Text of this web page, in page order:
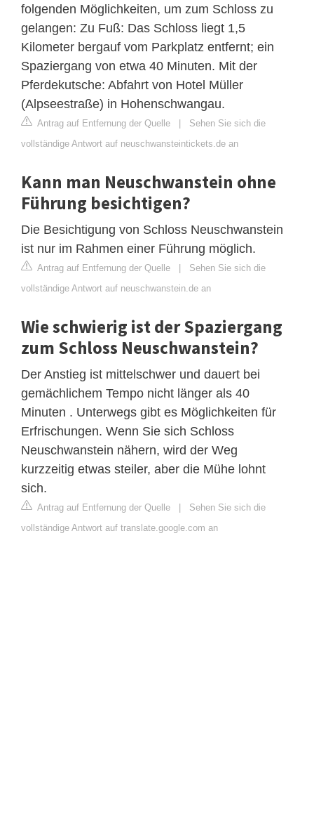
folgenden Möglichkeiten, um zum Schloss zu
gelangen: Zu Fuß: Das Schloss liegt 1,5
Kilometer bergauf vom Parkplatz entfernt; ein
Spaziergang von etwa 40 Minuten. Mit der
Pferdekutsche: Abfahrt von Hotel Müller
(Alpseestraße) in Hohenschwangau.
Antrag auf Entfernung der Quelle | Sehen Sie sich die
vollständige Antwort auf neuschwansteintickets.de an
Kann man Neuschwanstein ohne
Führung besichtigen?
Die Besichtigung von Schloss Neuschwanstein
ist nur im Rahmen einer Führung möglich.
Antrag auf Entfernung der Quelle | Sehen Sie sich die
vollständige Antwort auf neuschwanstein.de an
Wie schwierig ist der Spaziergang
zum Schloss Neuschwanstein?
Der Anstieg ist mittelschwer und dauert bei
gemächlichem Tempo nicht länger als 40
Minuten . Unterwegs gibt es Möglichkeiten für
Erfrischungen. Wenn Sie sich Schloss
Neuschwanstein nähern, wird der Weg
kurzzeitig etwas steiler, aber die Mühe lohnt
sich.
Antrag auf Entfernung der Quelle | Sehen Sie sich die
vollständige Antwort auf translate.google.com an